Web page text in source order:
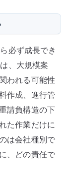
必ず成長でき
、大規模案
われる可能性
作成、進行管
請負構造の下
た作業だけに
は会社種別で
、どの責任で